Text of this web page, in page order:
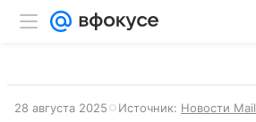
28 августа 2025 Источник: Новости Mail